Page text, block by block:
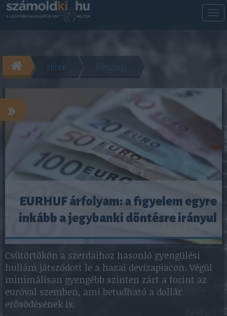
Hírek Pénzügy
»
EURHUF árfolyam: a figyelem egyre
inkább a jegybanki döntésre irányul
Csütörtökön a szerdaihoz hasonló gyengülési
hullám játszódott le a hazai devizapiacon. Végül
minimálisan gyengébb szinten zárt a forint az
euróval szemben, ami betudható a dollár
erősödésének is.